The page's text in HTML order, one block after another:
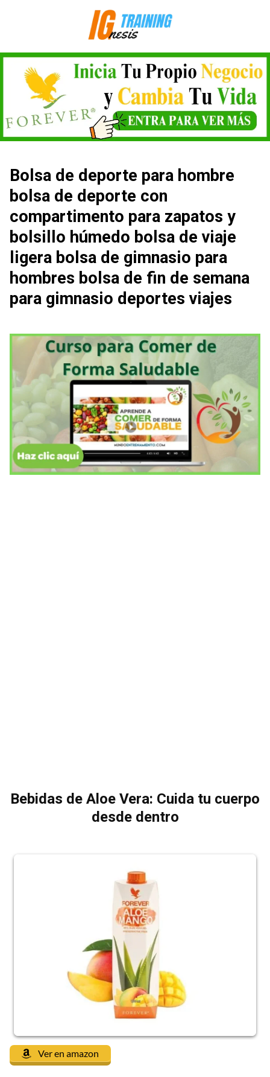
Bolsa de deporte para hombre
bolsa de deporte con
compartimento para zapatos y
bolsillo húmedo bolsa de viaje
ligera bolsa de gimnasio para
hombres bolsa de fin de semana
para gimnasio deportes viajes
Bebidas de Aloe Vera: Cuida tu cuerpo
desde dentro
Ver en amazon